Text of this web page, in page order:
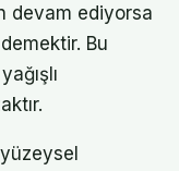
devam ediyorsa
Bu
yüzeysel